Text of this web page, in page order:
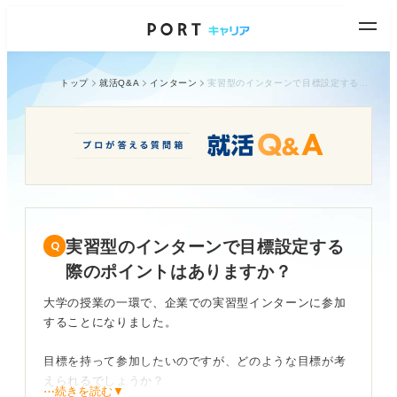
トップ 就活Q&A インターン
実習型のインターンで目標設定する
際のポイントはありますか？
大学の授業の一環で、企業での実習型インターンに参加
することになりました。
目標を持って参加したいのですが、どのような目標が考
えられるでしょうか？
⋯続きを読む▼